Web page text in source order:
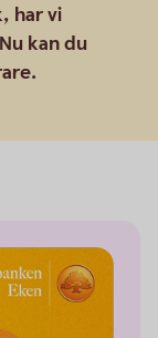
har vi
kan du